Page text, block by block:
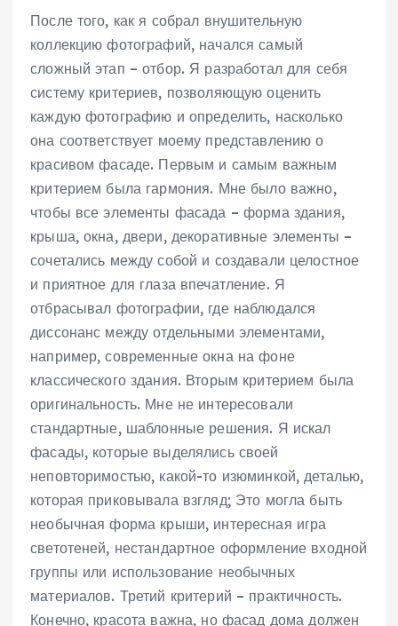
После того, как я собрал внушительную
коллекцию фотографий, начался самый
сложный этап – отбор. Я разработал для себя
систему критериев, позволяющую оценить
каждую фотографию и определить, насколько
она соответствует моему представлению о
красивом фасаде. Первым и самым важным
критерием была гармония. Мне было важно,
чтобы все элементы фасада – форма здания,
крыша, окна, двери, декоративные элементы –
сочетались между собой и создавали целостное
и приятное для глаза впечатление. Я
отбрасывал фотографии, где наблюдался
диссонанс между отдельными элементами,
например, современные окна на фоне
классического здания. Вторым критерием была
оригинальность. Мне не интересовали
стандартные, шаблонные решения. Я искал
фасады, которые выделялись своей
неповторимостью, какой-то изюминкой, деталью,
которая приковывала взгляд; Это могла быть
необычная форма крыши, интересная игра
светотеней, нестандартное оформление входной
группы или использование необычных
материалов. Третий критерий – практичность.
Конечно, красота важна, но фасад дома должен